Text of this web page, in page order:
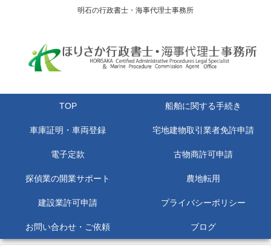
明石の行政書士・海事代理士事務所
TOP 船舶に関する手続き
車庫証明・車両登録 宅地建物取引業者免許申請
電子定款 古物商許可申請
探偵業の開業サポート 農地転用
建設業許可申請 プライバシーポリシー
お問い合わせ・ご依頼 ブログ